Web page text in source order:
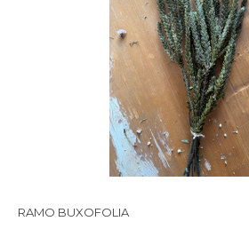
Precioso ramo de flores secas en tonos
perfectos para crear un ambiente
RAMO BUXOFOLIA